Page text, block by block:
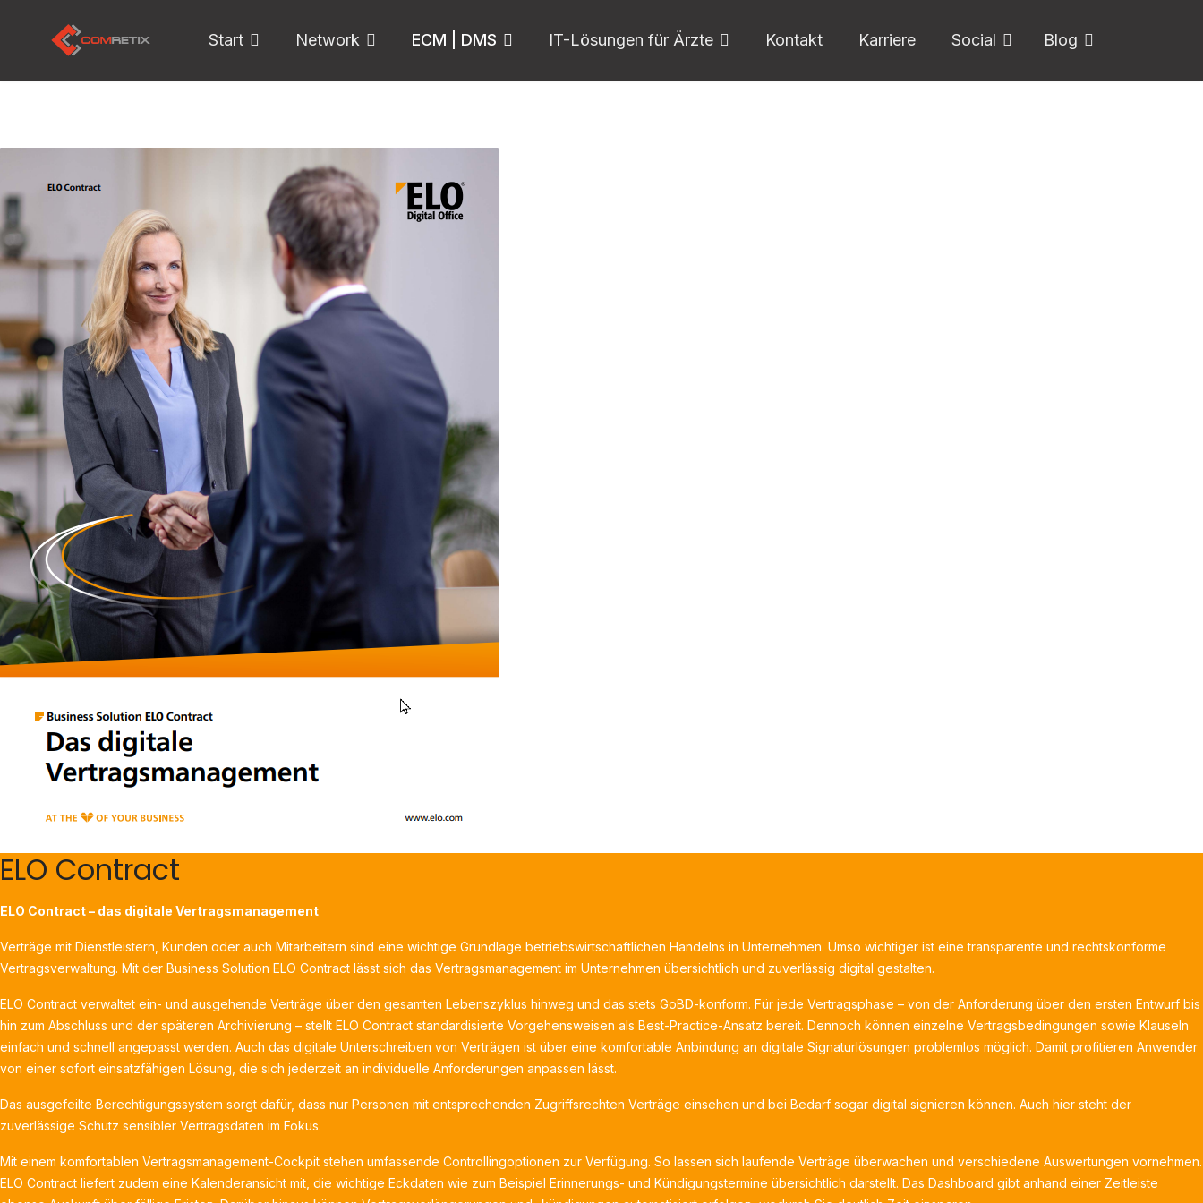
Start Network ECM | DMS IT-Lösungen für Ärzte Kontakt Karriere Social Blog
ELO Contract
ELO Contract – das digitale Vertragsmanagement
Verträge mit Dienstleistern, Kunden oder auch Mitarbeitern sind eine wichtige Grundlage betriebswirtschaftlichen Handelns in Unternehmen. Umso wichtiger ist eine transparente und rechtskonforme
Vertragsverwaltung. Mit der Business Solution ELO Contract lässt sich das Vertragsmanagement im Unternehmen übersichtlich und zuverlässig digital gestalten.
ELO Contract verwaltet ein- und ausgehende Verträge über den gesamten Lebenszyklus hinweg und das stets GoBD-konform. Für jede Vertragsphase – von der Anforderung über den ersten Entwurf bis
hin zum Abschluss und der späteren Archivierung – stellt ELO Contract standardisierte Vorgehensweisen als Best-Practice-Ansatz bereit. Dennoch können einzelne Vertragsbedingungen sowie Klauseln
einfach und schnell angepasst werden. Auch das digitale Unterschreiben von Verträgen ist über eine komfortable Anbindung an digitale Signaturlösungen problemlos möglich. Damit profitieren Anwender
von einer sofort einsatzfähigen Lösung, die sich jederzeit an individuelle Anforderungen anpassen lässt.
Das ausgefeilte Berechtigungssystem sorgt dafür, dass nur Personen mit entsprechenden Zugriffsrechten Verträge einsehen und bei Bedarf sogar digital signieren können. Auch hier steht der
zuverlässige Schutz sensibler Vertragsdaten im Fokus.
Mit einem komfortablen Vertragsmanagement-Cockpit stehen umfassende Controllingoptionen zur Verfügung. So lassen sich laufende Verträge überwachen und verschiedene Auswertungen vornehmen.
ELO Contract liefert zudem eine Kalenderansicht mit, die wichtige Eckdaten wie zum Beispiel Erinnerungs- und Kündigungstermine übersichtlich darstellt. Das Dashboard gibt anhand einer Zeitleiste